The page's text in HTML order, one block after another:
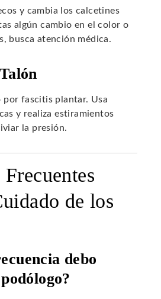
y cambia los calcetines
algún cambio en el color o
busca atención médica.
por fascitis plantar. Usa
y realiza estiramientos
la presión.
de los
debo